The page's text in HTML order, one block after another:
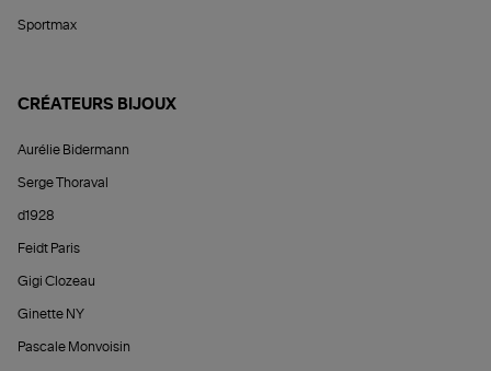
Sportmax
CRÉATEURS BIJOUX
Aurélie Bidermann
Serge Thoraval
d1928
Feidt Paris
Gigi Clozeau
Ginette NY
Pascale Monvoisin